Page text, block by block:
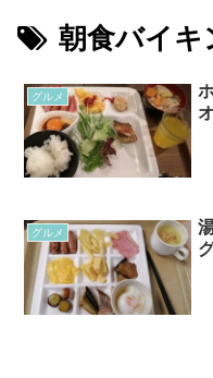
朝食バイキ
グルメ
グルメ